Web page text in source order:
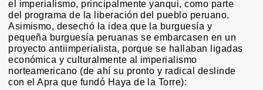
el imperialismo, principalmente yanqui, como parte
del programa de la liberación del pueblo peruano.
Asimismo, desechó la idea que la burguesía y
pequeña burguesía peruanas se embarcasen en un
proyecto antiimperialista, porque se hallaban ligadas
económica y culturalmente al imperialismo
norteamericano (de ahí su pronto y radical deslinde
con el Apra que fundó Haya de la Torre):